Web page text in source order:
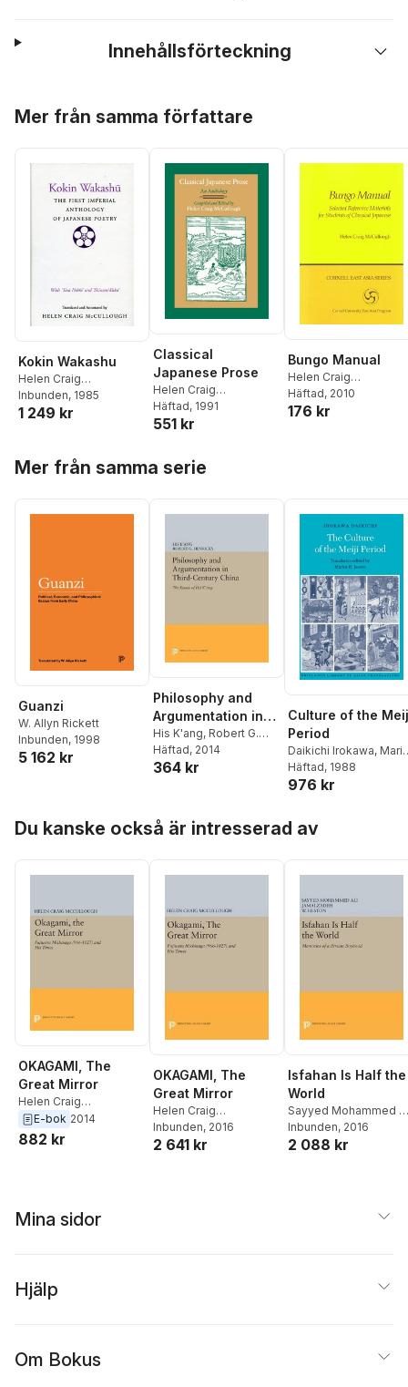
Innehållsförteckning
Mer från samma författare
Kokin Wakashu
Helen Craig
McCullough
Inbunden, 1985
1 249 kr
Classical
Japanese Prose
Helen Craig
McCullough
Häftad, 1991
551 kr
Bungo Manual
Helen Craig
McCullough
Häftad, 2010
176 kr
Mer från samma serie
Guanzi
W. Allyn Rickett
Inbunden, 1998
5 162 kr
Philosophy and
Argumentation in
Third-Century
China
His K'ang, Robert G.
Henricks
Häftad, 2014
364 kr
Culture of the
Period
Daikichi Irokawa,
B. Jansen
Häftad, 1988
976 kr
Du kanske också är intresserad av
OKAGAMI, The
Great Mirror
Helen Craig
McCullough
E-bok 2014
882 kr
OKAGAMI, The
Great Mirror
Helen Craig
McCullough
Inbunden, 2016
2 641 kr
Isfahan Is Half the
World
Sayyed Mohammed
Jamalzadeh,W.
Inbunden, 2016
2 088 kr
Mina sidor
Hjälp
Om Bokus